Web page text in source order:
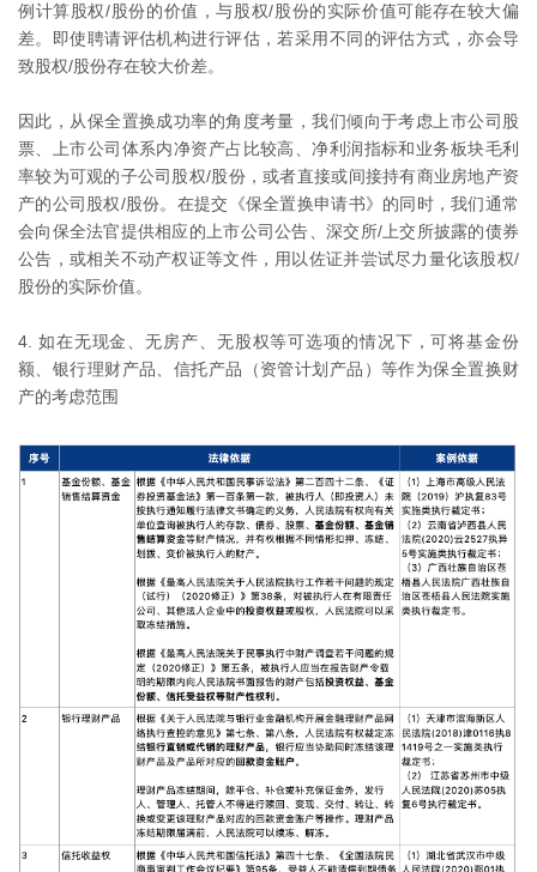
例计算股权/股份的价值，与股权/股份的实际价值可能存在较大偏
差。即使聘请评估机构进行评估，若采用不同的评估方式，亦会导
致股权/股份存在较大价差。
因此，从保全置换成功率的角度考量，我们倾向于考虑上市公司股
票、上市公司体系内净资产占比较高、净利润指标和业务板块毛利
率较为可观的子公司股权/股份，或者直接或间接持有商业房地产资
产的公司股权/股份。在提交《保全置换申请书》的同时，我们通常
会向保全法官提供相应的上市公司公告、深交所/上交所披露的债券
公告，或相关不动产权证等文件，用以佐证并尝试尽力量化该股权/
股份的实际价值。
4. 如在无现金、无房产、无股权等可选项的情况下，可将基金份
额、银行理财产品、信托产品（资管计划产品）等作为保全置换财
产的考虑范围